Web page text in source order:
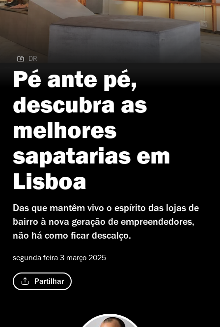
DR
DR
Pé ante pé,
descubra as
melhores
sapatarias em
Lisboa
Das que mantêm vivo o espírito das lojas de
bairro à nova geração de empreendedores,
não há como ficar descalço.
segunda-feira 3 março 2025
Partilhar